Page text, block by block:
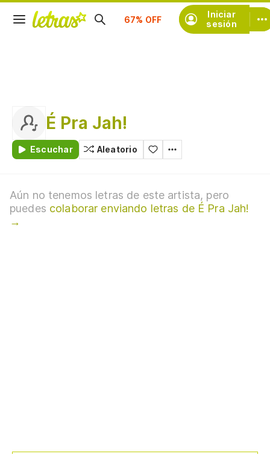
Iniciar
sesión
Suscríbete
É Pra Jah!
Escuchar Aleatorio
Aún no tenemos letras de este artista, pero
puedes colaborar enviando letras de É Pra Jah!
→